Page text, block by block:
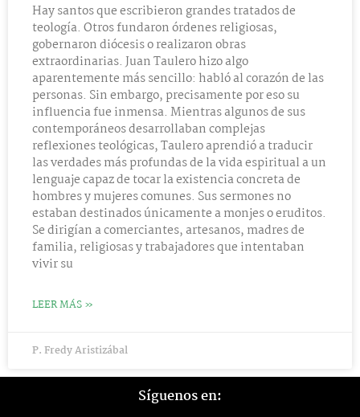
Hay santos que escribieron grandes tratados de
teología. Otros fundaron órdenes religiosas,
gobernaron diócesis o realizaron obras
extraordinarias. Juan Taulero hizo algo
aparentemente más sencillo: habló al corazón de las
personas. Sin embargo, precisamente por eso su
influencia fue inmensa. Mientras algunos de sus
contemporáneos desarrollaban complejas
reflexiones teológicas, Taulero aprendió a traducir
las verdades más profundas de la vida espiritual a un
lenguaje capaz de tocar la existencia concreta de
hombres y mujeres comunes. Sus sermones no
estaban destinados únicamente a monjes o eruditos.
Se dirigían a comerciantes, artesanos, madres de
familia, religiosas y trabajadores que intentaban
vivir su
LEER MÁS »
P. Fredy Aristizábal
Síguenos en: